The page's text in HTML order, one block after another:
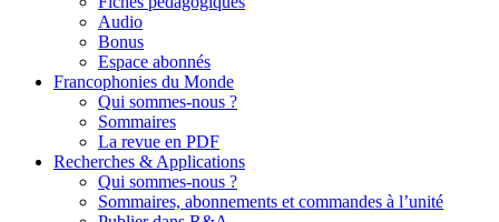
Audio
Bonus
Espace abonnés
Francophonies du Monde
Qui sommes-nous ?
Sommaires
La revue en PDF
Recherches & Applications
Qui sommes-nous ?
Sommaires, abonnements et commandes à l’unité